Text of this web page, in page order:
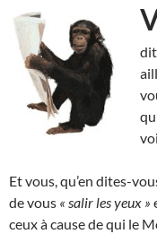
Et vous, qu’en dites-
de vous « salir les yeux »
ceux à cause de qui le